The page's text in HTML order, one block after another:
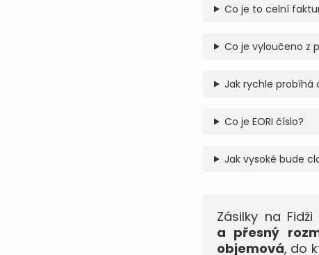
Co je to celní
Co je vyloučeno z
Jak rychle probíhá
Co je EORI číslo?
Jak vysoké bude
Zásilky na
a přesný
objemová, do